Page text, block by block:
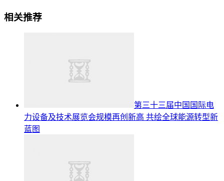
相关推荐
第三十三届中国国际电
力设备及技术展览会规模再创新高 共绘全球能源转型新
蓝图